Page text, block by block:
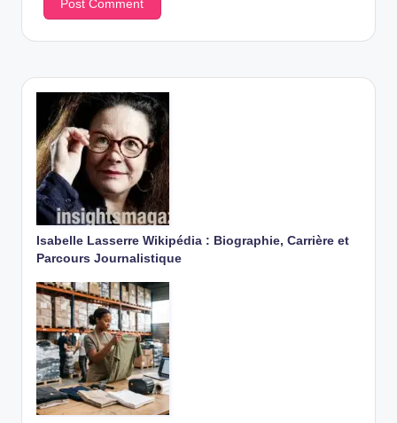
Isabelle Lasserre Wikipédia : Biographie, Carrière et
Parcours Journalistique